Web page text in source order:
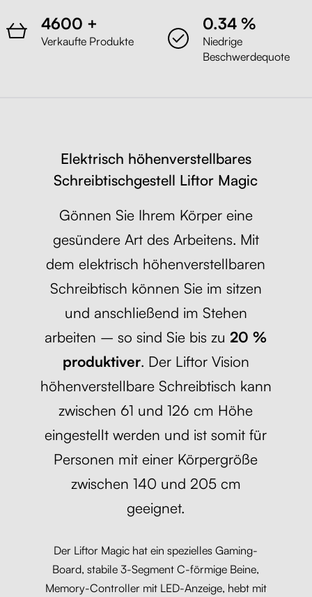
4600 +
Verkaufte Produkte
0.34 %
Niedrige
Beschwerdequote
Elektrisch höhenverstellbares
Schreibtischgestell Liftor Magic
Gönnen Sie Ihrem Körper eine
gesündere Art des Arbeitens. Mit
dem elektrisch höhenverstellbaren
Schreibtisch können Sie im sitzen
und anschließend im Stehen
arbeiten – so sind Sie bis zu20 %
produktiver. Der Liftor Vision
höhenverstellbare Schreibtisch kann
zwischen 61 und 126 cm Höhe
eingestellt werden und ist somit für
Personen mit einer Körpergröße
zwischen 140 und 205 cm
geeignet.
Der Liftor Magic hat ein spezielles Gaming-
Board, stabile 3-Segment C-förmige Beine,
Memory-Controller mit LED-Anzeige, hebt mit